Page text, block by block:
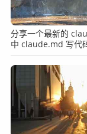
分享一个最新的
中 claude.md 写代
件